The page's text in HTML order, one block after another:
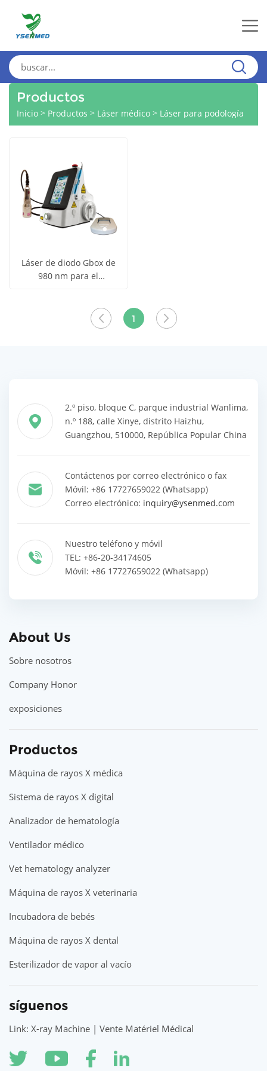
Productos
Inicio > Productos > Láser médico > Láser para podología
precio
Láser de diodo Gbox de
980 nm para el
podológica láser.
1
2.º piso, bloque C, parque industrial Wanlima,
n.º 188, calle Xinye, distrito Haizhu,
Guangzhou, 510000, República Popular China
Contáctenos por correo electrónico o fax
Móvil: +86 17727659022 (Whatsapp)
Correo electrónico: inquiry@ysenmed.com
Nuestro teléfono y móvil
TEL: +86-20-34174605
Móvil: +86 17727659022 (Whatsapp)
About Us
Sobre nosotros
Company Honor
exposiciones
Productos
Máquina de rayos X médica
Sistema de rayos X digital
Analizador de hematología
Ventilador médico
Vet hematology analyzer
Máquina de rayos X veterinaria
Incubadora de bebés
Máquina de rayos X dental
Esterilizador de vapor al vacío
síguenos
Link: X-ray Machine | Vente Matériel Médical